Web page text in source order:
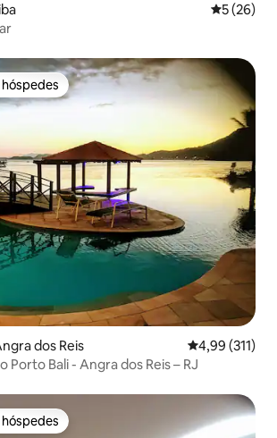
5 de uma
5 (26)
preferidos dos hóspedes
dos Reis 4,99 de uma
4,99 (311)
Bali - Angra dos Reis – RJ
preferidos dos hóspedes